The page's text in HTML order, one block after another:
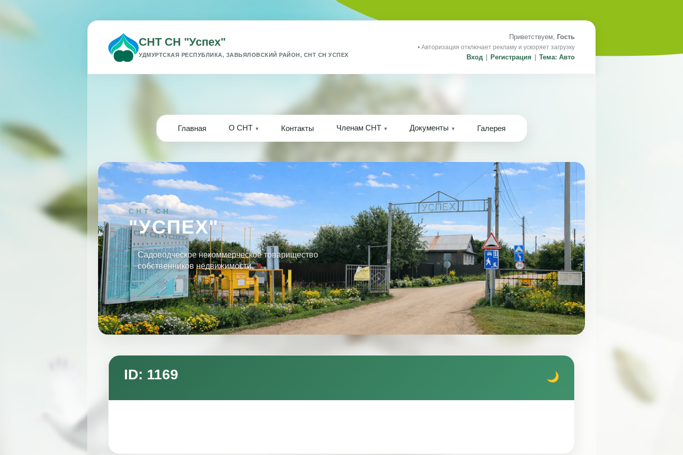
СНТ СН "Успех"
УДМУРТСКАЯ РЕСПУБЛИКА, ЗАВЬЯЛОВСКИЙ РАЙОН, СНТ СН УСПЕХ
Приветствуем, Гость
• Авторизация отключает рекламу и ускоряет загрузку
Вход Регистрация Тема: Авто
Главная О СНТ Контакты Членам СНТ Документы Галерея
СНТ СН
"УСПЕХ"
Садоводческое некоммерческое товарищество
собственников недвижимости.
ID: 1169